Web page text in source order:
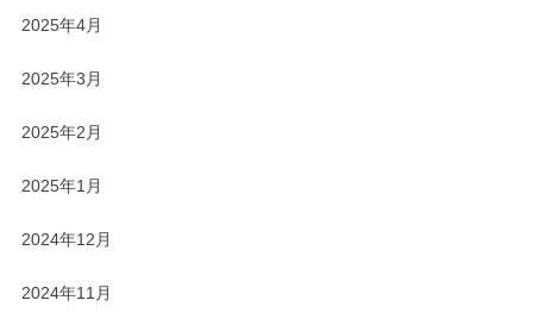
2025年4月
2025年3月
2025年2月
2025年1月
2024年12月
2024年11月